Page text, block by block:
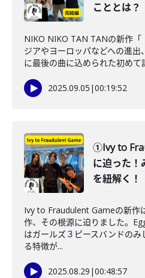
こととは？
NIKO NIKO TAN TANの新作「
ジアやヨーロッパなどへの進出
に最後の曲に込められた初めて
2025.09.05 |00:19:52
①Ivy to
に迫った！
を紐解く！
Ivy to Fraudulent Gameの新作
作、その根源に迫りました。
はガールズ３ピースバンドの
る特徴が...
2025.08.29 |00:48:57